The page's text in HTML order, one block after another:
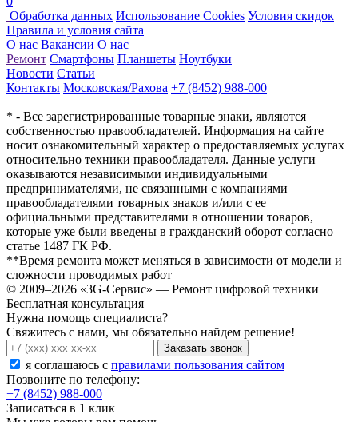
Обработка данных Использование Cookies Условия скидок
Правила и условия сайта
О нас Вакансии О нас
Ремонт Смартфоны Планшеты Ноутбуки
Новости Статьи
Контакты Московская/Рахова +7 (8452) 988-000
* - Все зарегистрированные товарные знаки, являются
собственностью правообладателей. Информация на сайте
носит ознакомительный характер о предоставляемых услугах
относительно техники правообладателя. Данные услуги
оказываются независимыми индивидуальными
предпринимателями, не связанными с компаниями
правообладателями товарных знаков и/или с ее
официальными представителями в отношении товаров,
которые уже были введены в гражданский оборот согласно
статье 1487 ГК РФ.
**Время ремонта может меняться в зависимости от модели и
сложности проводимых работ
© 2009–2026 «3G-Сервис» — Ремонт цифровой техники
Бесплатная консультация
Нужна помощь специалиста?
Свяжитесь с нами, мы обязательно найдем решение!
Заказать звонок
я соглашаюсь c правилами пользования сайтом
Позвоните по телефону:
+7 (8452) 988-000
Записаться в 1 клик